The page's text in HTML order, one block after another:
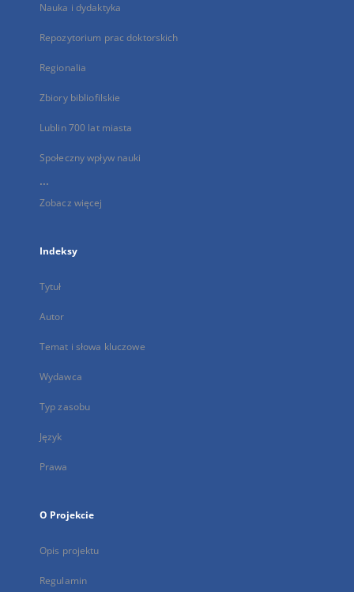
Nauka i dydaktyka
Repozytorium prac doktorskich
Regionalia
Zbiory bibliofilskie
Lublin 700 lat miasta
Społeczny wpływ nauki
...
Zobacz więcej
Indeksy
Tytuł
Autor
Temat i słowa kluczowe
Wydawca
Typ zasobu
Język
Prawa
O Projekcie
Opis projektu
Regulamin